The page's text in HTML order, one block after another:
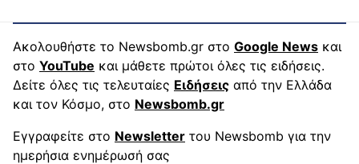
Ακολουθήστε το Newsbomb.gr στο Google News και
στο YouTube και μάθετε πρώτοι όλες τις ειδήσεις.
Δείτε όλες τις τελευταίες Ειδήσεις από την Ελλάδα
και τον Κόσμο, στο Newsbomb.gr
Εγγραφείτε στο Newsletter του Newsbomb για την
ημερήσια ενημέρωσή σας